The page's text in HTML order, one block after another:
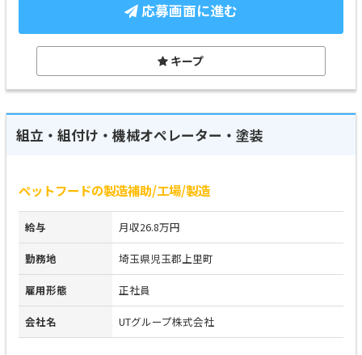
応募画面に進む
キープ
組立・組付け・機械オペレーター・塗装
ペットフードの製造補助/工場/製造
給与 月収26.8万円
勤務地 埼玉県児玉郡上里町
雇用形態 正社員
会社名 UTグループ株式会社